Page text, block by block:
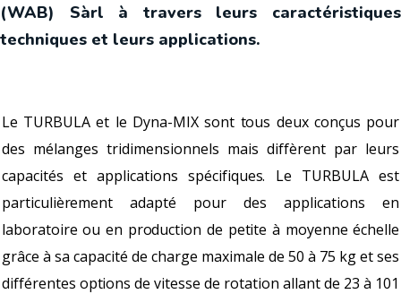
(WAB) Sàrl à travers leurs caractéristiques
techniques et leurs applications.
Le TURBULA et le Dyna-MIX sont tous deux conçus pour
des mélanges tridimensionnels mais diffèrent par leurs
capacités et applications spécifiques. Le TURBULA est
particulièrement adapté pour des applications en
laboratoire ou en production de petite à moyenne échelle
grâce à sa capacité de charge maximale de 50 à 75 kg et ses
différentes options de vitesse de rotation allant de 23 à 101